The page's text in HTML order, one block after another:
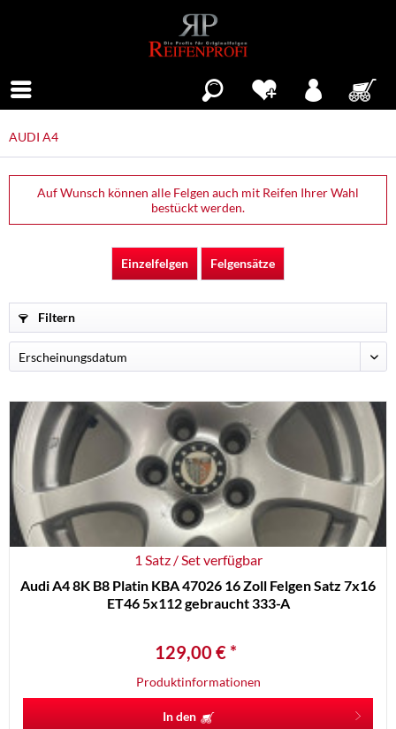
AUDI A4
Auf Wunsch können alle Felgen auch mit Reifen Ihrer Wahl
bestückt werden.
Einzelfelgen Felgensätze
Filtern
1 Satz / Set verfügbar
Audi A4 8K B8 Platin KBA 47026 16 Zoll Felgen Satz 7x16
ET46 5x112 gebraucht 333-A
129,00 € *
Produktinformationen
In den